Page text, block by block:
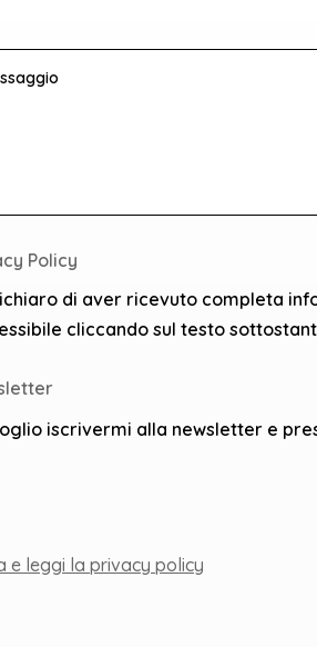
Policy
di aver ricevuto completa
cliccando sul testo
iscrivermi alla newsletter e
e leggi la privacy policy